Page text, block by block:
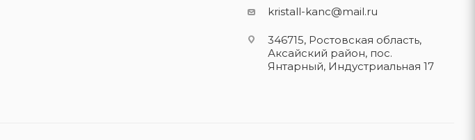
kristall-kanc@mail.ru
346715, Ростовская область​,
Аксайский район, пос.
Янтарный, Индустриальная 17